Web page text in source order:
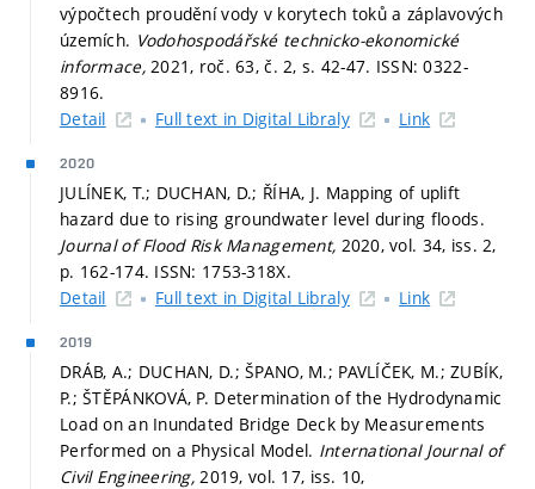
výpočtech proudění vody v korytech toků a záplavových
územích. Vodohospodářské technicko-ekonomické
informace, 2021, roč. 63, č. 2, s. 42-47. ISSN: 0322-
8916.
Detail
Full text in Digital Libraly Link
2020
JULÍNEK, T.; DUCHAN, D.; ŘÍHA, J. Mapping of uplift
hazard due to rising groundwater level during floods.
Journal of Flood Risk Management, 2020, vol. 34, iss. 2,
p. 162-174. ISSN: 1753-318X.
Detail
Full text in Digital Libraly Link
2019
DRÁB, A.; DUCHAN, D.; ŠPANO, M.; PAVLÍČEK, M.; ZUBÍK,
P.; ŠTĚPÁNKOVÁ, P. Determination of the Hydrodynamic
Load on an Inundated Bridge Deck by Measurements
Performed on a Physical Model. International Journal of
Civil Engineering, 2019, vol. 17, iss. 10,